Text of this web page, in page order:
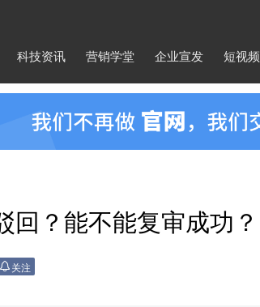
科技资讯 营销学堂 企业宣发 短视频
回？能不能复审成功？
关注